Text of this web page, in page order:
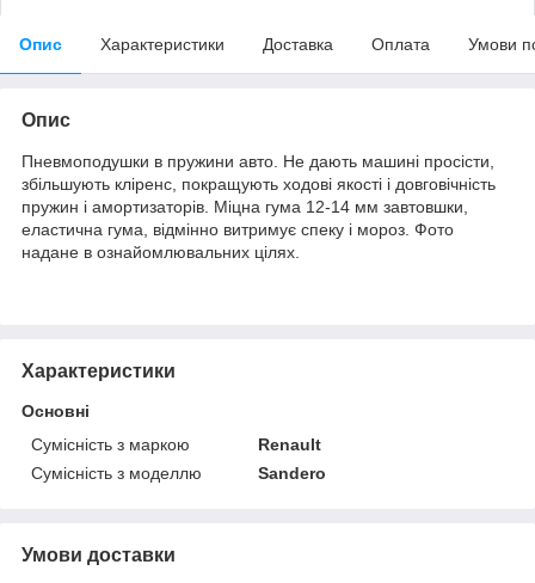
Опис Характеристики Доставка Оплата Умови
Опис
Пневмоподушки в пружини авто. Не дають машині просісти,
збільшують кліренс, покращують ходові якості і довговічність
пружин і амортизаторів. Міцна гума 12-14 мм завтовшки,
еластична гума, відмінно витримує спеку і мороз. Фото
надане в ознайомлювальних цілях.
Характеристики
Основні
Сумісність з маркою
Renault
Сумісність з моделлю
Sandero
Умови доставки